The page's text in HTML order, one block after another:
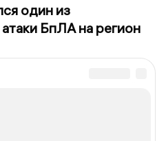
один из
БпЛА на регион